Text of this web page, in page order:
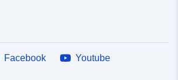
Facebook
Youtube